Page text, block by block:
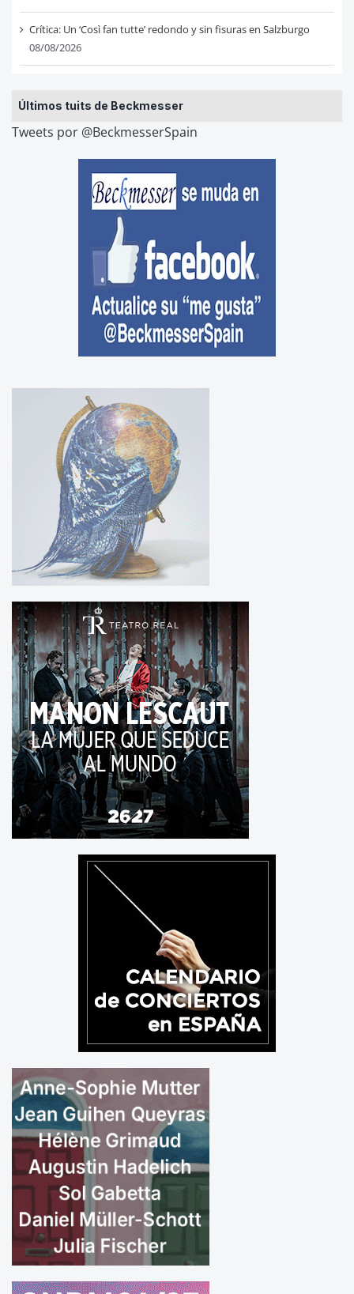
Crítica: Un ‘Così fan tutte’ redondo y sin fisuras en Salzburgo
08/08/2026
Últimos tuits de Beckmesser
Tweets por @BeckmesserSpain